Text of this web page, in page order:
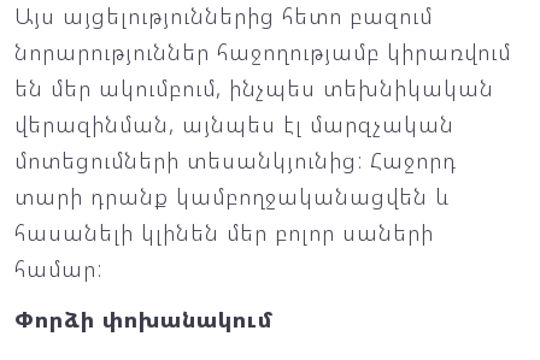
Այս այցելություններից հետո բազում
նորարություններ հաջողությամբ կիրառվում
են մեր ակումբում, ինչպես տեխնիկական
վերազինման, այնպես էլ մարզչական
մոտեցումների տեսանկյունից: Հաջորդ
տարի դրանք կամբողջականացվեն և
հասանելի կլինեն մեր բոլոր սաների
համար:
Փորձի փոխանակում